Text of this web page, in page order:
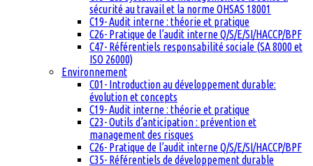
sécurité au travail et la norme OHSAS 18001
C19- Audit interne : théorie et pratique
C26- Pratique de l’audit interne Q/S/E/SI/HACCP/BPF
C47- Référentiels responsabilité sociale (SA 8000 et
ISO 26000)
Environnement
C01- Introduction au développement durable:
évolution et concepts
C19- Audit interne : théorie et pratique
C23- Outils d’anticipation : prévention et
management des risques
C26- Pratique de l’audit interne Q/S/E/SI/HACCP/BPF
C35- Référentiels de développement durable